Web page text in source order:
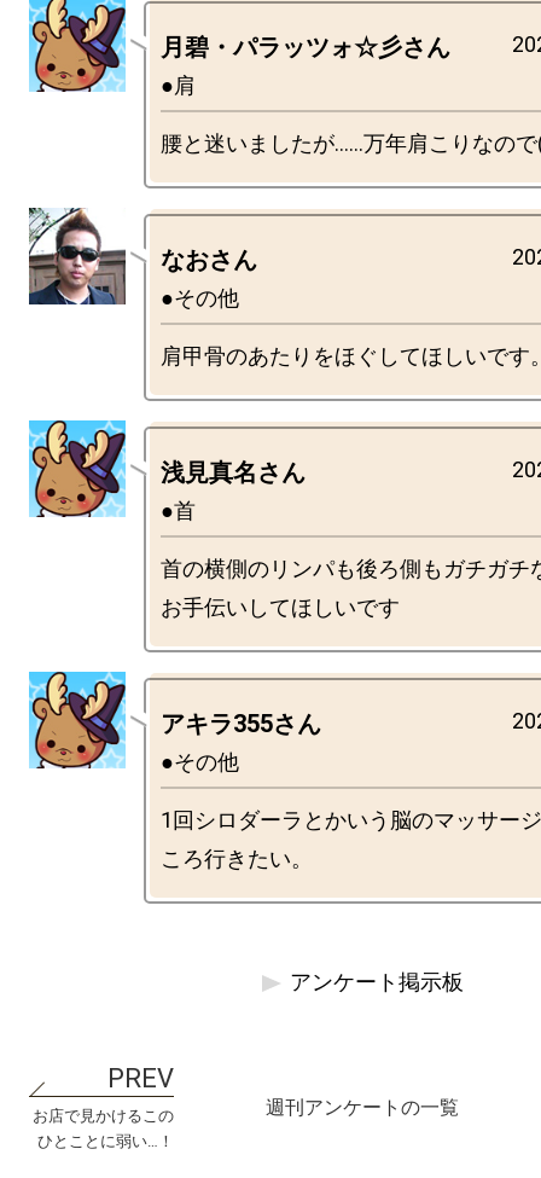
月碧・パラッツォ☆彡さん
●肩
なおさん
●その他
浅見真名さん
●首
首の横側のリンパも後ろ側もガチガチ
アキラ355さん
●その他
1回シロダーラとかいう脳のマッサー
アンケート掲示板
お店で見かけるこの
ひとことに弱い…！
週刊アンケートの一覧